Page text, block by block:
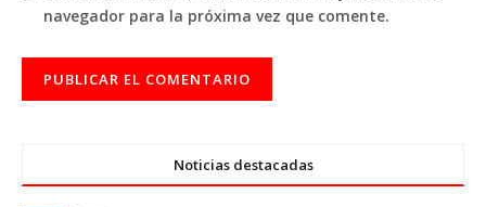
navegador para la próxima vez que comente.
Noticias destacadas